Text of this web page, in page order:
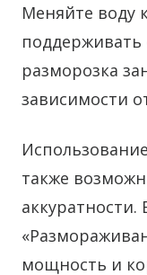
Меняйте воду
разморозка
зависимости
также
мощность и